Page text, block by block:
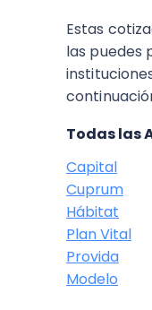
Estas
las puedes
Todas las
Capital
Cuprum
Hábitat
Plan Vital
Provida
Modelo